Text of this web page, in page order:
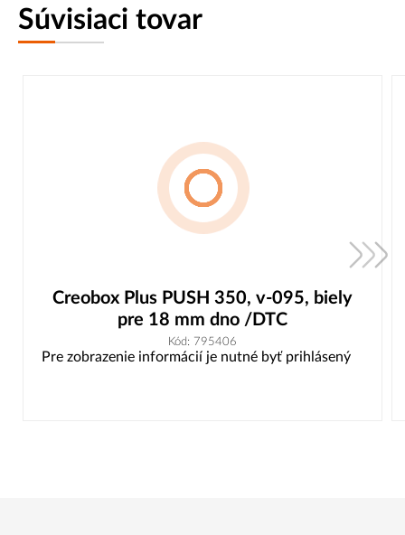
Súvisiaci tovar
Creobox Plus PUSH 350, v-095, biely
pre 18 mm dno /DTC
Kód: 795406
Pre zobrazenie informácií je nutné byť prihlásený